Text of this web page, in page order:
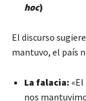
hoc)
El discurso
mantuvo, el país
La falacia:
nos